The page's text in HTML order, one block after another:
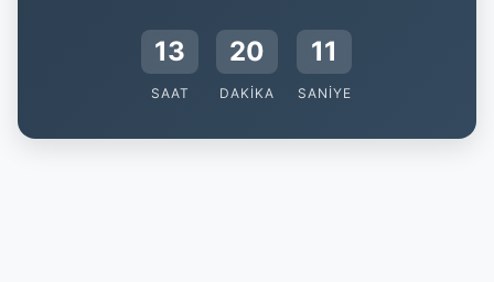
13
SAAT
20
DAKIKA
10
SANIYE